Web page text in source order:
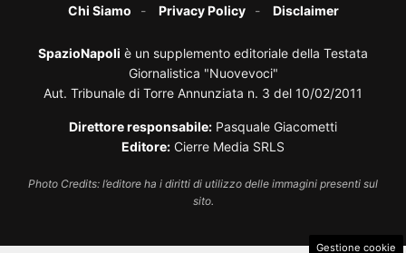
Chi Siamo Privacy Policy Disclaimer
SpazioNapoli è un supplemento editoriale della Testata
Giornalistica "Nuovevoci"
Aut. Tribunale di Torre Annunziata n. 3 del 10/02/2011
Direttore responsabile: Pasquale Giacometti
Editore: Cierre Media SRLS
Photo Credits: l’editore ha i diritti di utilizzo delle immagini presenti sul
sito.
Gestione cookie